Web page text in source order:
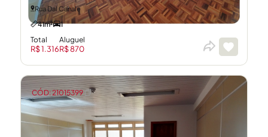
Rua Dal Canale
41m²
1
Total
R$ 1.316
Aluguel
R$ 870
CÓD: 21015399